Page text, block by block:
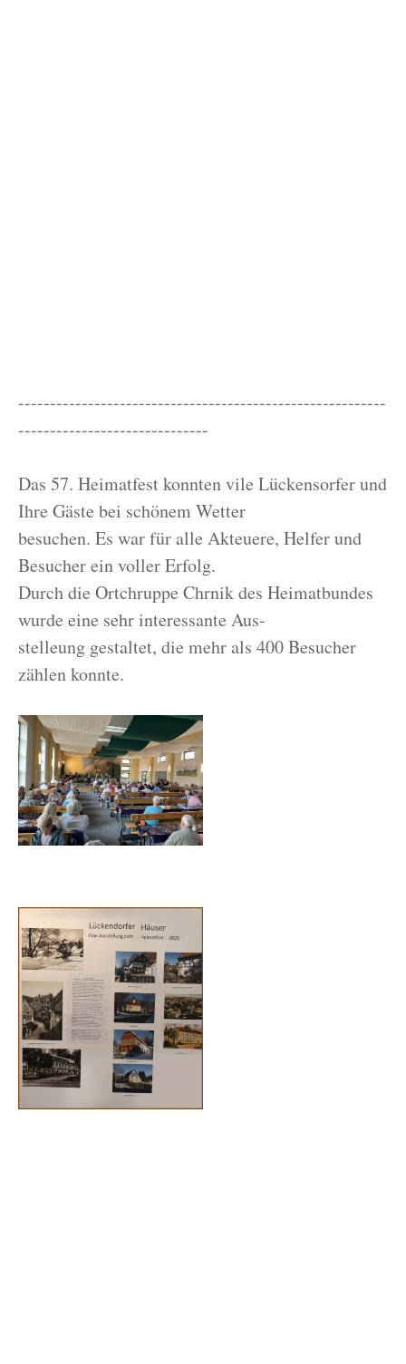
----------------------------------------------------------
------------------------------
Das 57. Heimatfest konnten vile Lückensorfer und
Ihre Gäste bei schönem Wetter
besuchen. Es war für alle Akteuere, Helfer und
Besucher ein voller Erfolg.
Durch die Ortchruppe Chrnik des Heimatbundes
wurde eine sehr interessante Aus-
stelleung gestaltet, die mehr als 400 Besucher
zählen konnte.